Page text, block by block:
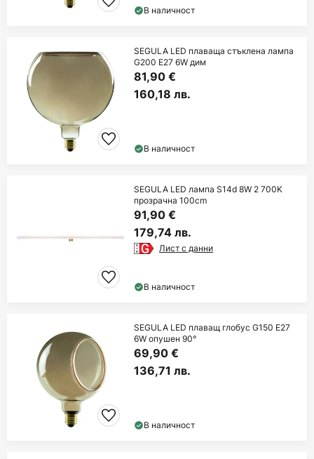
В наличност
SEGULA LED плаваща стъклена лампа
G200 E27 6W дим
81,90 €
160,18 лв.
В наличност
SEGULA LED лампа S14d 8W 2 700K
прозрачна 100cm
91,90 €
179,74 лв.
Лист с данни
В наличност
SEGULA LED плаващ глобус G150 E27
6W опушен 90°
69,90 €
136,71 лв.
В наличност